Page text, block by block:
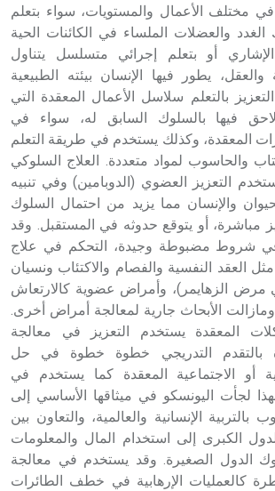
مختلف الأعمال والمستويات، سواء بتعلم
والعضلات الملساء في الكائنات الحية
الإشاري أو بتعلم إجرائي متسلسل يتناول
يطور فيها الإنسان بيئته الطبيعية
بالتعلم سلاسل الأعمال المعقدة التي
فيها بالسلوك السابق له، سواء في
المعقدة، وكذلك يستخدم في طريقة التعلم
والحاسوب لمواد متعددة. العلاج السلوكي
التعزيز العضوي (الدوبامين) وفي تنبيه
والإنسان مما يزيد من احتمال السلوك
مباشرة، أو يتوقع حدوثه في المستقبل. وقد
في شروط مضبوطة وجيدة، التحكم في علاج
العقد النفسية والفصام والاكتئاب ونسيان
مرض الزهايمر)، وأمراض عضوية كالارتعاش
الأبحاث جارية لمعالجة أمراض أخرى.
المعقدة يستخدم التعزيز في معالجة
بالتقدم التدريجي خطوة خطوة في حل
أو الاجتماعية المعقدة كما يستخدم في
لجأت اليونسكو في ميثاقها الأساسي إلى
الإنسانية والعالمية، والتعاون بين
الكبرى إلى استخدام المال والمعلومات
الدول الصغيرة. وقد يستخدم في معالجة
كالعمليات الإرهابية في خطف الطائرات